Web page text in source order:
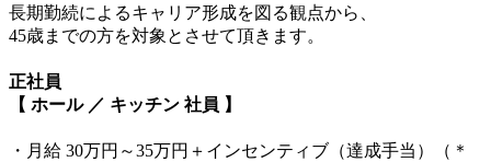
長期勤続によるキャリア形成を図る観点から、
45歳までの方を対象とさせて頂きます。
正社員
【 ホール ／ キッチン 社員 】
・月給 30万円～35万円＋インセンティブ（達成手当）（＊